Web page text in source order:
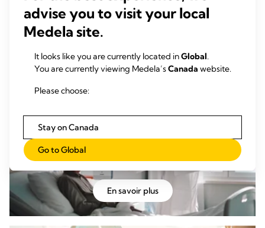
Publications cliniques
La recherche est le fondement de la pratique clinique,
façonnant les progrès médicaux en matière de
traitements et de soins.
En savoir plus
advise you to visit your local
Medela site.
It looks like you are currently located inGlobal.
You are currently viewing Medela’sCanada website.
Please choose:
Stay on Canada
Go to Global